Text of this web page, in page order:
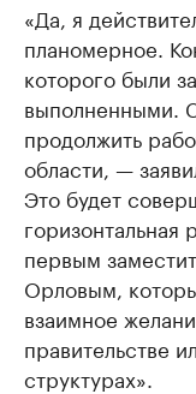
«Да, я
планомерное.
которого были
выполненными.
продолжить
области, —
Это будет
горизонтальная
первым
Орловым,
взаимное
правительстве
структурах».